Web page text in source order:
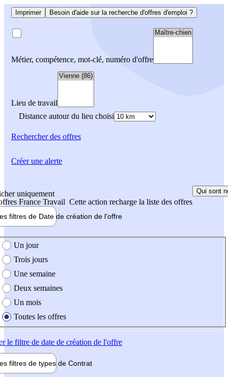
Imprimer Besoin d'aide sur la recherche d'offres d'emploi ?
Métier, compétence, mot-clé, numéro d'offre
Lieu de travail
Distance autour du lieu choisi
Rechercherdes offres
uniquement
France Travail Cette action recharge la liste des offres
Qui sont
filtres de Date de création de l'offre
création de l'offre
Un jour
Trois jours
Une semaine
Deux semaines
Un mois
Toutes les offres
le filtre de date de création de l'offre
filtres de types de Contrat
Créer une alerte